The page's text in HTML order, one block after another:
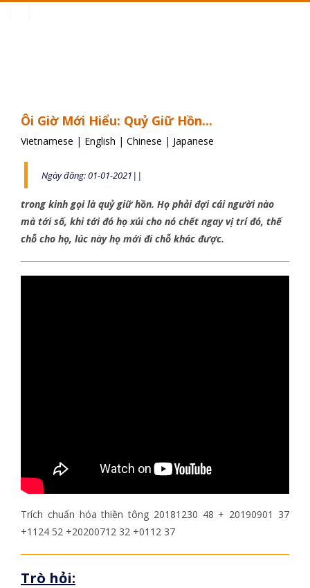
Ôi Giờ Mới Hiểu: Quỷ Giữ Hồn...
Vietnamese | English | Chinese | Japanese
Ngày đăng: 01-01-2021||
trong kinh gọi là quỷ giữ hồn. Họ phải đợi cái người nào
mà tới số, khi tới đó họ xúi cho nó chết ngay vị trí đó, thế
chỗ cho họ, lúc này họ mới đi chỗ khác được.
Trích chuẩn hóa thiền tông 20181230 48 + 20190901 37
+1124 52 +20200712 32 +0112 37
Trò hỏi: